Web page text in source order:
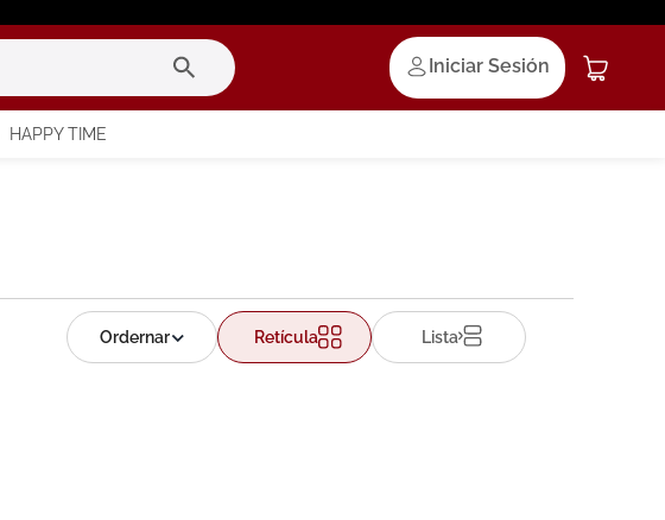
Iniciar Sesión
HAPPY TIME
Retícula Lista